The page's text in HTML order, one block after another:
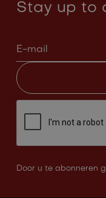
Stay up to
Door u te abonneren